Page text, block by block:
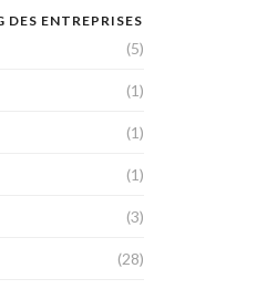
ENTREPRISES
(5)
(1)
(1)
(1)
(3)
(28)